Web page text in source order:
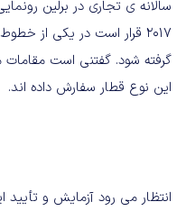
سالانه ی تجاری در برلین
۲۰۱۷ قرار است در یکی از
این نوع قطار سفارش داده اند.
انتظار می رود آزمایش و